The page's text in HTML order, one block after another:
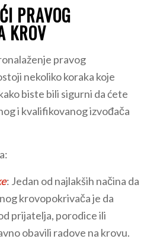
PRAVOG
KROV
pravog
nekoliko koraka koje
biste bili sigurni da ćete
i kvalifikovanog izvođača
: Jedan od najlakših načina da
krovopokrivača je da
prijatelja, porodice ili
obavili radove na krovu.